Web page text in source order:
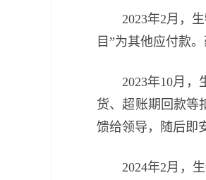
2023年2月，
目”为其他应付款
2023年10月
货、超账期回款等
馈给领导，随后即
2024年2月，